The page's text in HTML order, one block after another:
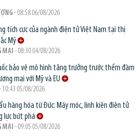
- 08:58 06/08/2026
tích cực của ngành điện tử Việt Nam tại thị
Mỹ
MẠI - 08:30 04/08/2026
bảo vệ mô hình tăng trưởng trước thềm đàm
mại với Mỹ và EU
10:43 05/08/2026
hàng hóa từ Đức: Máy móc, linh kiện điện tử
lực bứt phá
MẠI - 09:05 05/08/2026